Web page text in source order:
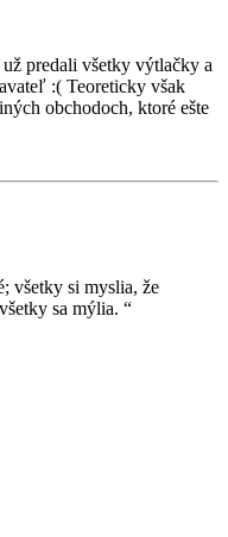
predali všetky výtlačky a
:( Teoreticky však
obchodoch, ktoré ešte
všetky si myslia, že
sa mýlia.